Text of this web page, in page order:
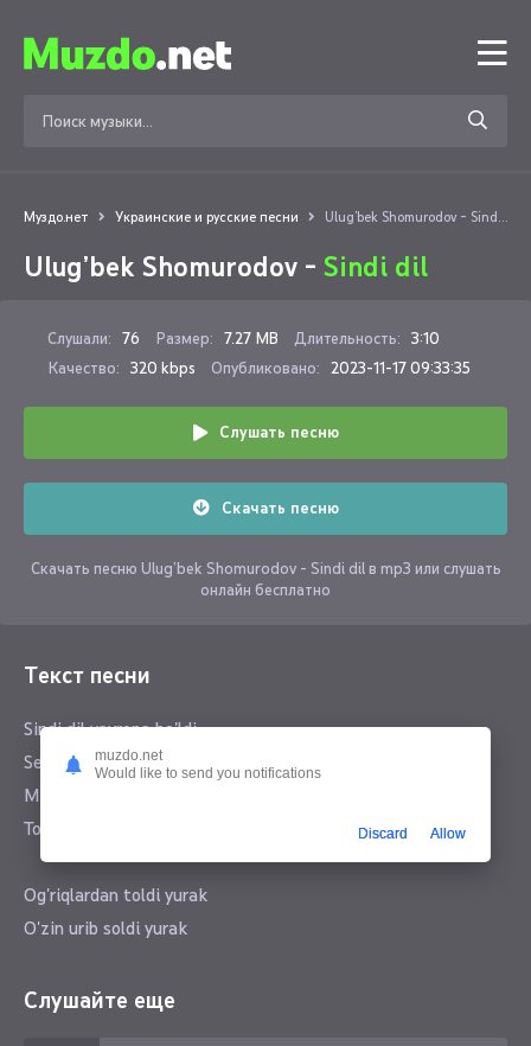
Муздо.нет Украинские и русские песни Ulug’bek Shomurodov - Sindi dil
Ulug’bek Shomurodov - Sindi dil
Слушали: 76 Размер: 7.27 MB Длительность: 3:10
Качество: 320 kbps Опубликовано: 2023-11-17 09:33:35
Слушать песню
Скачать песню
Скачать песню Ulug’bek Shomurodov - Sindi dil в mp3 или слушать
онлайн бесплатно
Текст песни
Sindi dil vayrona bo'ldi
Sevgidan hayrona bo'ldi
Ming afsuski ko'ngil emas
To'lgan shu paymona bo'ldi
Og'riqlardan toldi yurak
O'zin urib soldi yurak
Telba bo'lib qoldi yurak
Слушайте еще
muzdo.net
Would like to send you notifications
Discard Allow